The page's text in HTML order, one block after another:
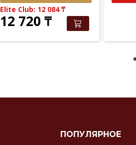
Elite Club: 12 084₸
12 720 ₸
ПОПУЛЯРНОЕ